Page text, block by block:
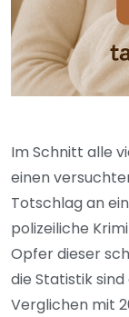
Im Schnitt alle
einen
Totschlag an
polizeiliche
Opfer dieser
die Statistik
Verglichen mit